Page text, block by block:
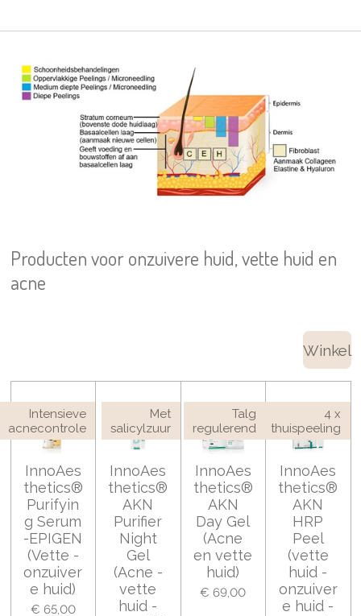
Producten voor onzuivere huid, vette huid en
acne
Winkel
Intensieve
acnecontrole
InnoAes
thetics®
Purifyin
g Serum
-EPIGEN
(Vette -
onzuiver
e huid)
€ 65,00
Met
salicylzuur
InnoAes
thetics®
AKN
Purifier
Night
Gel
(Acne -
vette
huid -
Talg
regulerend
InnoAes
thetics®
AKN
Day Gel
(Acne
en vette
huid)
€ 69,00
4 x
thuispeeling
InnoAes
thetics®
AKN
HRP
Peel
(vette
huid -
onzuiver
e huid -